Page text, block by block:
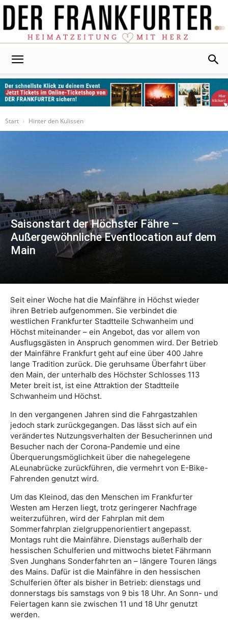
Start
Hinter den Kulissen
Saisonstart der Höchster Fähre –
Außergewöhnliche Eventlocation auf dem
Main
Seit einer Woche hat die Mainfähre in Höchst wieder
ihren Betrieb aufgenommen. Sie verbindet die
westlichen Frankfurter Stadtteile Schwanheim und
Höchst miteinander – ein Angebot, das vor allem von
Ausflugsgästen in Anspruch genommen wird. Der Betrieb
der Mainfähre Frankfurt geht auf eine über 400 Jahre
lange Tradition zurück. Die geruhsame Überfahrt über
den Main, der unterhalb des Höchster Schlosses 113
Meter breit ist, ist eine Attraktion der Stadtteile
Schwanheim und Höchst.
In den vergangenen Jahren sind die Fahrgastzahlen
jedoch stark zurückgegangen. Das lässt sich auf ein
verändertes Nutzungsverhalten der Besucherinnen und
Besucher nach der Corona-Pandemie und eine
Überquerungsmöglichkeit über die nahegelegene
ALeunabrücke zurückführen, die vermehrt von E-Bike-
Fahrenden genutzt wird.
Um das Kleinod, das den Menschen im Frankfurter
Westen am Herzen liegt, trotz geringerer Nachfrage
weiterzuführen, wird der Fahrplan mit dem
Sommerfahrplan zielgruppenorientiert angepasst.
Montags ruht die Mainfähre. Dienstags außerhalb der
hessischen Schulferien und mittwochs bietet Fährmann
Sven Junghans Sonderfahrten an – längere Touren längs
des Mains. Dafür ist die Mainfähre in den hessischen
Schulferien öfter als bisher in Betrieb: dienstags und
donnerstags bis samstags von 9 bis 18 Uhr. An Sonn- und
Feiertagen kann sie zwischen 11 und 18 Uhr genutzt
werden.